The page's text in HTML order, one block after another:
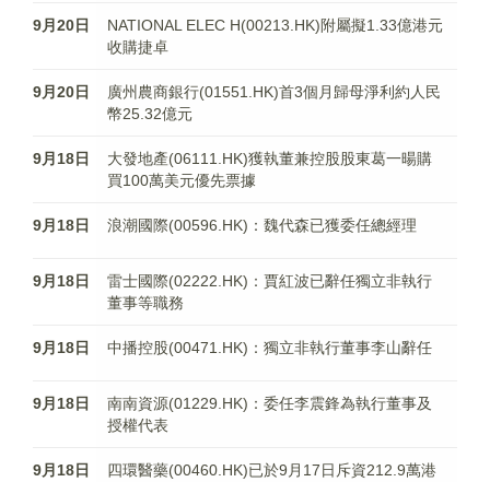
9月20日
NATIONAL ELEC H(00213.HK)附屬擬1.33億港元
收購捷卓
9月20日
廣州農商銀行(01551.HK)首3個月歸母淨利約人民
幣25.32億元
9月18日
大發地產(06111.HK)獲執董兼控股股東葛一暘購
買100萬美元優先票據
9月18日 浪潮國際(00596.HK)：魏代森已獲委任總經理
9月18日
雷士國際(02222.HK)：賈紅波已辭任獨立非執行
董事等職務
9月18日 中播控股(00471.HK)：獨立非執行董事李山辭任
9月18日
南南資源(01229.HK)：委任李震鋒為執行董事及
授權代表
9月18日
四環醫藥(00460.HK)已於9月17日斥資212.9萬港